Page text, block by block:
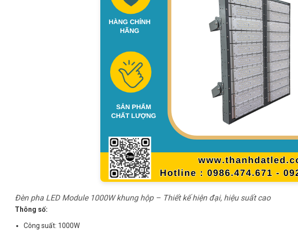
Đèn pha LED Module 1000W khung hộp – Thiết kế hiện đại, hiệu suất cao
Thông số:
Công suất: 1000W